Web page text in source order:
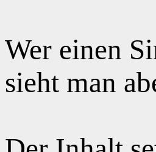
Wer einen
sieht man